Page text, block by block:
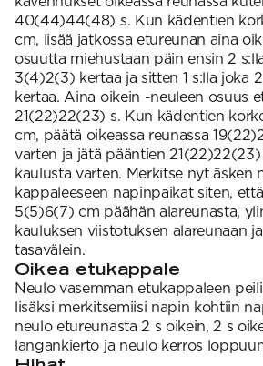
40(44)44(48) s. Kun kädentien
cm, lisää jatkossa etureunan aina
osuutta miehustaan päin ensin 2
3(4)2(3) kertaa ja sitten 1 s:lla joka
kertaa. Aina oikein -neuleen osuus
21(22)22(23) s. Kun kädentien
cm, päätä oikeassa reunassa
varten ja jätä pääntien
kaulusta varten. Merkitse nyt äsken
kappaleeseen napinpaikat siten,
5(5)6(7) cm päähän alareunasta,
kauluksen viistotuksen alareunaan
tasavälein.
Oikea etukappale
Neulo vasemman etukappaleen
lisäksi merkitsemiisi napin kohtiin
neulo etureunasta 2 s oikein, 2 s
langankierto ja neulo kerros